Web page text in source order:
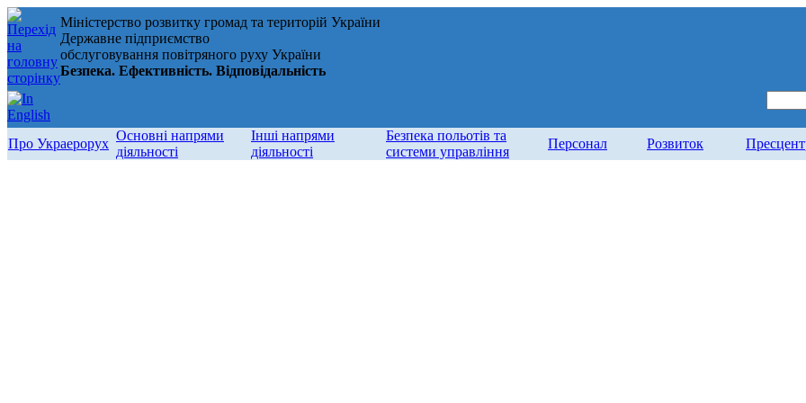
Міністерство розвитку громад та територій України
Державне підприємство
обслуговування повітряного руху України
Безпека. Ефективність. Відповідальність
Про Украерорух
Основні напрями
діяльності
Інші напрями
діяльності
Безпека польотів та
системи управління
Персонал Розвиток